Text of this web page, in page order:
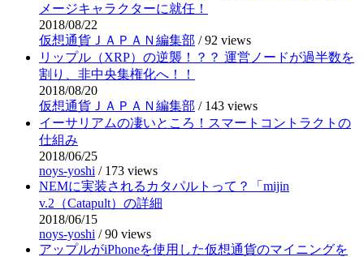
メージキャラクターに就任！
2018/08/22
仮想通貨ＪＡＰＡＮ編集部 /92 views
リップル（XRP）の逆襲！？？ 運営ノードが過半数を
割り、非中央集権化へ！！
2018/08/20
仮想通貨ＪＡＰＡＮ編集部 / 143 views
イーサリアムの凄いところ！スマートコントラクトの
仕組み
2018/06/25
noys-yoshi / 173 views
NEMに実装されるカタパルトって？「mijin
v.2（Catapult）の詳細
2018/06/15
noys-yoshi /90 views
アップルがiPhoneを使用した仮想通貨のマイニングを